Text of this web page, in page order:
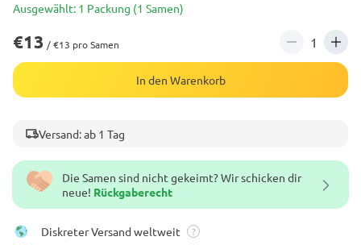
Die Samen sind nicht gekeimt? Wir schicken dir
neue! Rückgaberecht
Diskreter Versand weltweit ?
Ausgewählt: 1 Packung (1 Samen)
€13 / €13 pro Samen
In den Warenkorb
Versand: ab 1 Tag